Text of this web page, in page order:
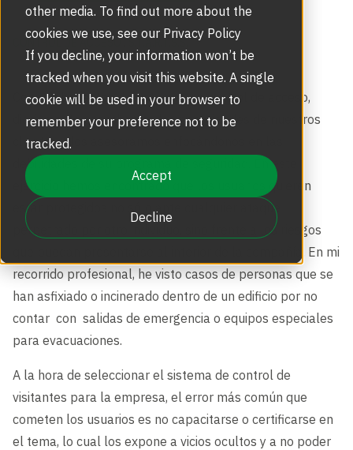
other media. To find out more about the
cookies we use, see our Privacy Policy
If you decline, your information won’t be
tracked when you visit this website. A single
cookie will be used in your browser to
remember your preference not to be
tracked.
Accept
Decline
Seguridad Escalable
Segmentos del Mercado
Entradas de Seguridad Sin Contacto
Puertas Giratorias de Seguridad
Torniquetes Ópticos
Torniquetes de Altura Completa
Referencias
Servicios
Soporte Técnico y Partes
Actualizaciones de Productos
Acerca de Nosotros
Nuestra Historia
Grupo Boon Edam
La Experiencia Boon Edam
Boon Edam Inc - La Filial de las Américas
BoonSelect
Nuestras Noticias
CONTROL DE ACCESO,S.T.A.R.T.S.S.
Como fabricantes de sistemas de control de acceso,
diariamente escuchamos las necesidades de nuestros
clientes y los asesoramos enfocándonos en las
debilidades de su programa de seguridad. En este
ejercicio hemos encontrado que los usuarios quieren
estar protegidos no sólo ante cualquier ataque
perpetrado por otro individuo, sino frente a los riesgos
En mi
recorrido profesional, he visto casos de personas que se
han asfixiado o incinerado dentro de un edificio por no
contar con salidas de emergencia o equipos especiales
para evacuaciones.
A la hora de seleccionar el sistema de control de
visitantes para la empresa, el error más común que
cometen los usuarios es no capacitarse o certificarse en
el tema, lo cual los expone a vicios ocultos y a no poder